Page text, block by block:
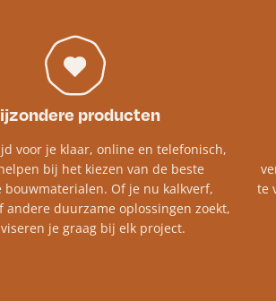
producten
voor je klaar, online en telefonisch,
bij het kiezen van de beste
Of je nu kalkverf,
andere duurzame oplossingen zoekt,
je graag bij elk project.​
te